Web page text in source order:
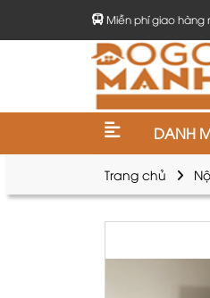
Miễn phí giao hàng
DANH
Trang chủ